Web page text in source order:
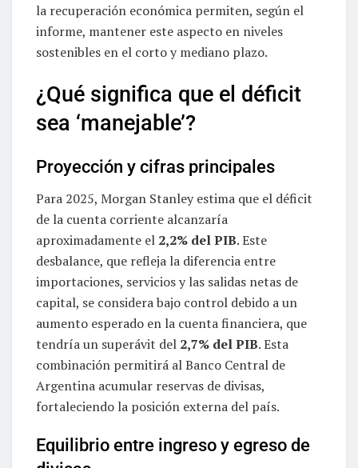
la recuperación económica permiten, según el
informe, mantener este aspecto en niveles
sostenibles en el corto y mediano plazo.
¿Qué significa que el déficit
sea ‘manejable’?
Proyección y cifras principales
Para 2025, Morgan Stanley estima que el déficit
de la cuenta corriente alcanzaría
aproximadamente el 2,2% del PIB. Este
desbalance, que refleja la diferencia entre
importaciones, servicios y las salidas netas de
capital, se considera bajo control debido a un
aumento esperado en la cuenta financiera, que
tendría un superávit del 2,7% del PIB. Esta
combinación permitirá al Banco Central de
Argentina acumular reservas de divisas,
fortaleciendo la posición externa del país.
Equilibrio entre ingreso y egreso de